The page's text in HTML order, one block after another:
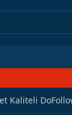
Kaliteli